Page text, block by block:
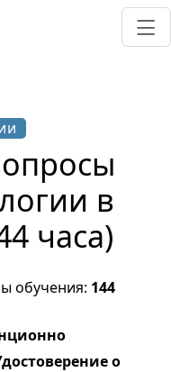
в
часа)
обучения: 144
о